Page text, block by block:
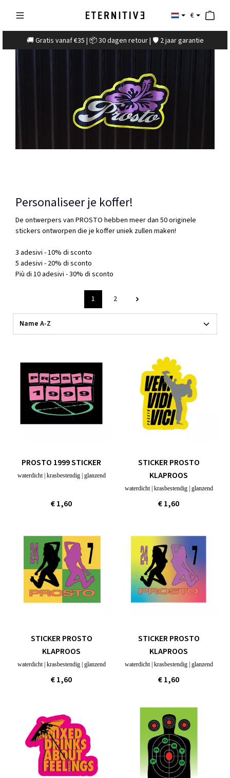
€
🚚 Gratis vanaf €35 | 📦 30 dagen retour | 🛡️ 2 jaar garantie
Personaliseer je koffer!
De ontwerpers van PROSTO hebben meer dan 50 originele
stickers ontworpen die je koffer uniek zullen maken!
3 adesivi - 10% di sconto
5 adesivi - 20% di sconto
Più di 10 adesivi - 30% di sconto
1 2
PROSTO 1999 STICKER
waterdicht | krasbestendig | glanzend
€ 1,60
STICKER PROSTO
KLAPROOS
waterdicht | krasbestendig | glanzend
€ 1,60
STICKER PROSTO
KLAPROOS
waterdicht | krasbestendig | glanzend
€ 1,60
STICKER PROSTO
KLAPROOS
waterdicht | krasbestendig | glanzend
€ 1,60